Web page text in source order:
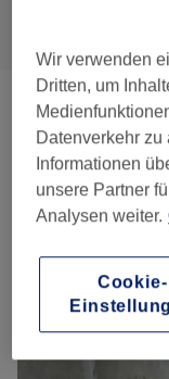
Waxing (1)
Herren -
Kinder -
Unsere Arbeit
Bild anklicken für
Wir verwenden
Dritten, um
Datenverkehr
Informationen
unsere Partner
Analysen weiter.
Cookie-